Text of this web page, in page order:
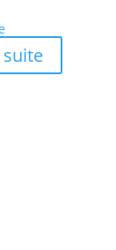
suite